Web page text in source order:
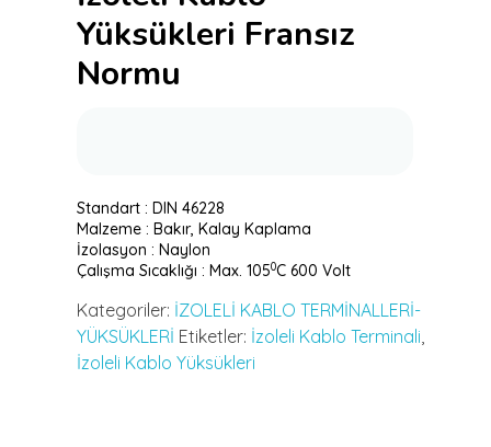
Yüksükleri Fransız
Normu
Standart : DIN 46228
Malzeme : Bakır, Kalay Kaplama
İzolasyon : Naylon
Çalışma Sıcaklığı : Max. 1050C 600 Volt
Kategoriler: İZOLELİ KABLO TERMİNALLERİ-
YÜKSÜKLERİ Etiketler: İzoleli Kablo Terminali
İzoleli Kablo Yüksükleri